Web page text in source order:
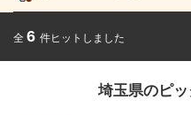
全 6 件ヒットしました
埼玉県のピ